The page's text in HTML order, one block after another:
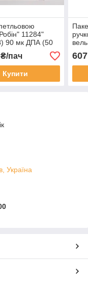
11284"
90 мк ДПА (50
пач
Купити
ДПА
Україна